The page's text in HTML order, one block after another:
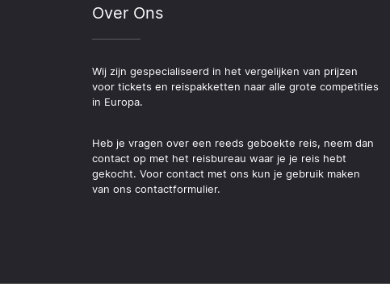
Over Ons
Wij zijn gespecialiseerd in het vergelijken van prijzen
voor tickets en reispakketten naar alle grote competities
in Europa.
Heb je vragen over een reeds geboekte reis, neem dan
contact op met het reisbureau waar je je reis hebt
gekocht. Voor contact met ons kun je gebruik maken
van ons contactformulier.